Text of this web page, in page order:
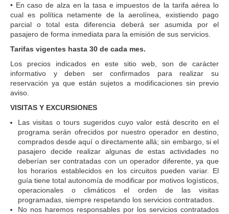
• En caso de alza en la tasa e impuestos de la tarifa aérea lo
cual es política netamente de la aerolínea, existiendo pago
parcial o total esta diferencia deberá ser asumida por el
pasajero de forma inmediata para la emisión de sus servicios.
Tarifas vigentes hasta 30 de cada mes.
Los precios indicados en este sitio web, son de carácter
informativo y deben ser confirmados para realizar su
reservación ya que están sujetos a modificaciones sin previo
aviso.
VISITAS Y EXCURSIONES
Las visitas o tours sugeridos cuyo valor está descrito en el
programa serán ofrecidos por nuestro operador en destino,
comprados desde aquí o directamente allá; sin embargo, si el
pasajero decide realizar algunas de estas actividades no
deberían ser contratadas con un operador diferente, ya que
los horarios establecidos en los circuitos pueden variar. El
guía tiene total autonomía de modificar por motivos logísticos,
operacionales o climáticos el orden de las visitas
programadas, siempre respetando los servicios contratados.
No nos haremos responsables por los servicios contratados